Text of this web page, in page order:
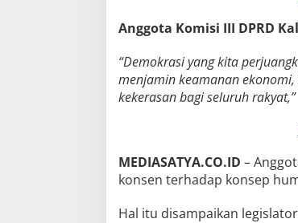
Anggota Komisi III DPRD
“Demokrasi yang kita
menjamin keamanan
kekerasan bagi seluruh rakyat,”
MEDIASATYA.CO.ID –
konsen terhadap konsep
Hal itu disampaikan